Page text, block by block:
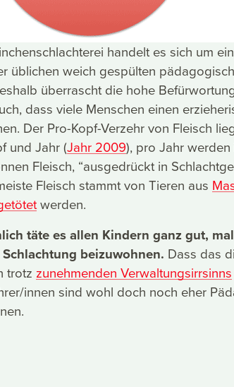
handelt es sich um
üblichen weich gespülten
überrascht die hohe
dass viele Menschen einen
Der Pro-Kopf-Verzehr von Fleisch
und Jahr (Jahr 2009), pro Jahr
Fleisch, “ausgedrückt in
Fleisch stammt von Tieren aus
werden.
täte es allen Kindern ganz gut,
beizuwohnen. Dass das
trotz zunehmenden Verwaltungsirrsinns
innen sind wohl doch noch eher